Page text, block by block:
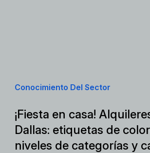
Conocimiento Del Sector
¡Fiesta en casa!
Dallas: etiquetas de
niveles de categorías y